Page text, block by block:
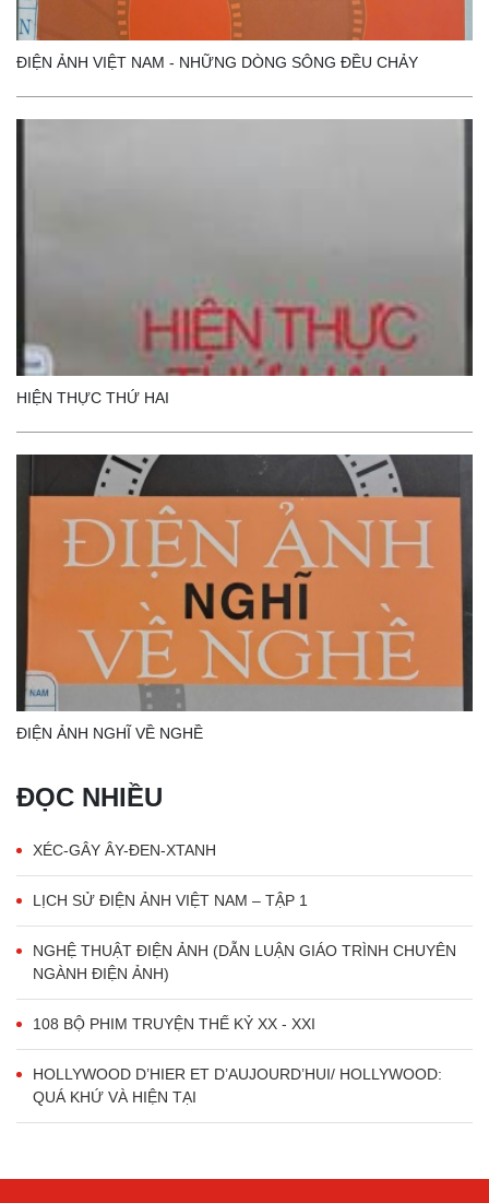
ĐIỆN ẢNH VIỆT NAM - NHỮNG DÒNG SÔNG ĐỀU CHẢY
HIỆN THỰC THỨ HAI
ĐIỆN ẢNH NGHĨ VỀ NGHỀ
ĐỌC NHIỀU
XÉC-GÂY ÂY-ĐEN-XTANH
LỊCH SỬ ĐIỆN ẢNH VIỆT NAM – TẬP 1
NGHỆ THUẬT ĐIỆN ẢNH (DẪN LUẬN GIÁO TRÌNH CHUYÊN
NGÀNH ĐIỆN ẢNH)
108 BỘ PHIM TRUYỆN THẾ KỶ XX - XXI
HOLLYWOOD D’HIER ET D’AUJOURD’HUI/ HOLLYWOOD:
QUÁ KHỨ VÀ HIỆN TẠI